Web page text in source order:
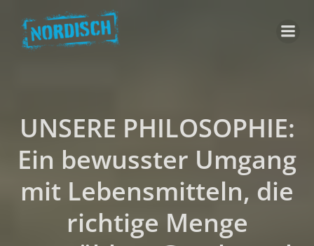
UNSERE PHILOSOPHIE:
Ein bewusster Umgang
mit Lebensmitteln, die
richtige Menge